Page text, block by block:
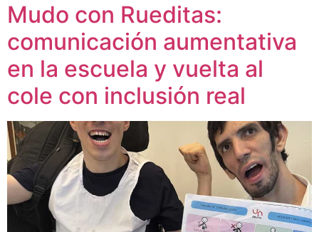
Mudo con Rueditas:
comunicación aumentativa
en la escuela y vuelta al
cole con inclusión real